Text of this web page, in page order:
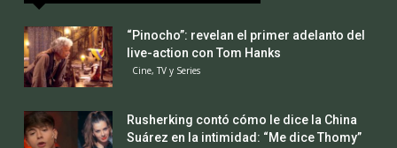
“Pinocho”: revelan el primer adelanto del
live-action con Tom Hanks
Cine, TV y Series
Rusherking contó cómo le dice la China
Suárez en la intimidad: “Me dice Thomy”